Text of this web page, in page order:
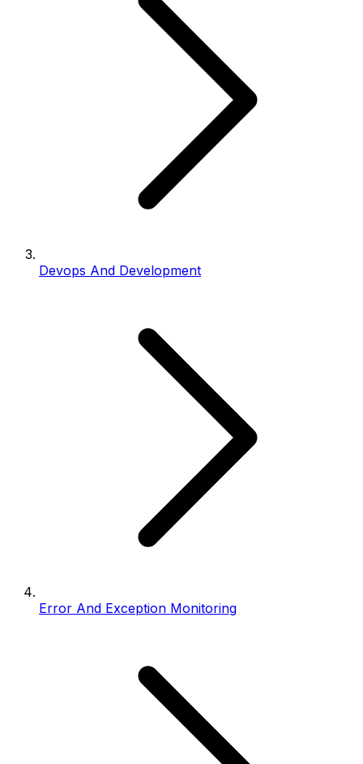
Devops And Development
Error And Exception Monitoring